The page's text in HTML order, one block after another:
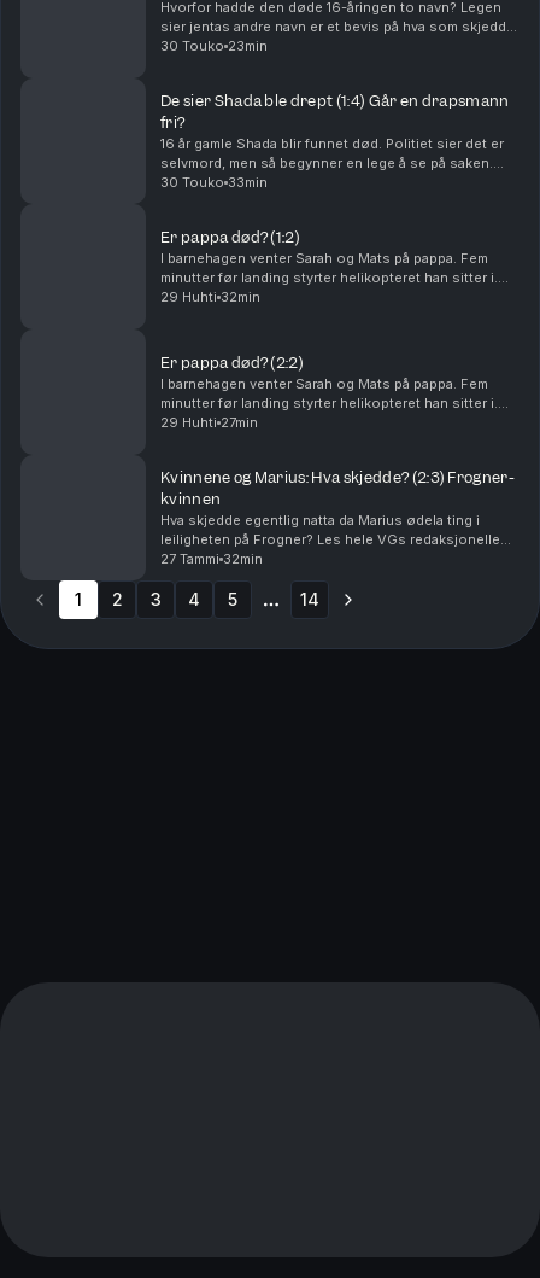
offentlighet og opplysning er så tungtveiende som i denne saken. Ifølge
pressens eget etiske regelverk har mediene et ansvar for å belyse
kritikkverdige forhold i samfunnet og informere om saker av offentlig
de involverte. Podkastdokumentaren bidrar til forståelse av en omfattende
straffesak som allerede har vært gjenstand for betydelig offentlig
må veies mot samfunnets behov for informasjon om en alvorlig
tiltalebeslutning. I denne saken mener VG at offentlighetens
Hvorfor hadde den døde 16-åringen to navn? Legen
sier jentas andre navn er et bevis på hva som skjedde
før hun døde. Les mer om Shada-saken her:
30 Touko 23min
De sier Shada ble drept (1:4) Går en drapsmann
fri?
16 år gamle Shada blir funnet død. Politiet sier det er
selvmord, men så begynner en lege å se på saken.
Les mer om Shada-saken her:
30 Touko 33min
Er pappa død? (1:2)
I barnehagen venter Sarah og Mats på pappa. Fem
minutter før landing styrter helikopteret han sitter i.
Ansvarlig redaktør Gard Steiro.
29 Huhti 32min
Er pappa død? (2:2)
I barnehagen venter Sarah og Mats på pappa. Fem
minutter før landing styrter helikopteret han sitter i.
Ansvarlig redaktør Gard Steiro.
29 Huhti 27min
Kvinnene og Marius: Hva skjedde? (2:3) Frogner-
kvinnen
Hva skjedde egentlig natta da Marius ødela ting i
leiligheten på Frogner? Les hele VGs redaksjonelle
vurdering rundt publisering av podkasten her: VG har
valgt å publisere en omfattende podkastdokume...
27 Tammi 32min
1 2 3 4 5 14